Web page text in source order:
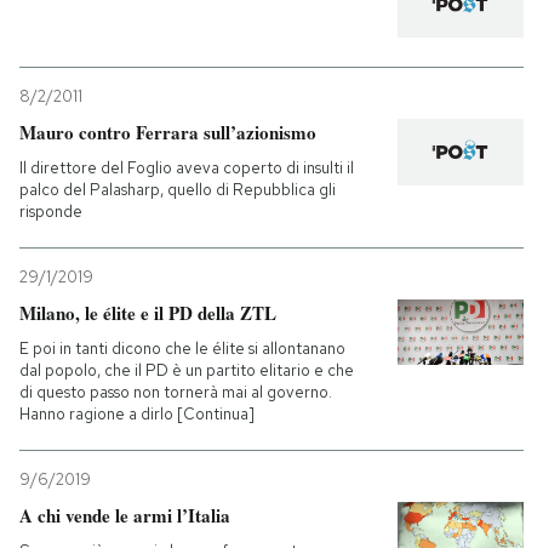
8/2/2011
Mauro contro Ferrara sull’azionismo
Il direttore del Foglio aveva coperto di insulti il
palco del Palasharp, quello di Repubblica gli
risponde
29/1/2019
Milano, le élite e il PD della ZTL
E poi in tanti dicono che le élite si allontanano
dal popolo, che il PD è un partito elitario e che
di questo passo non tornerà mai al governo.
Hanno ragione a dirlo [Continua]
9/6/2019
A chi vende le armi l’Italia